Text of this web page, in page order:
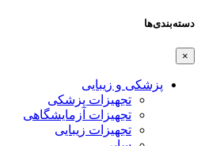
دسته‌بندی‌ها
×
پزشکی و زیبایی
تجهیزات پزشکی
تجهیزات آزمایشگاهی
تجهیزات زیبایی